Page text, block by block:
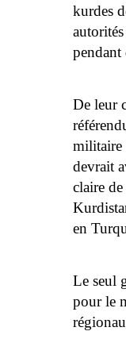
kurdes
pendant
De leur
militaire
devrait
claire
en
Le seul
pour le